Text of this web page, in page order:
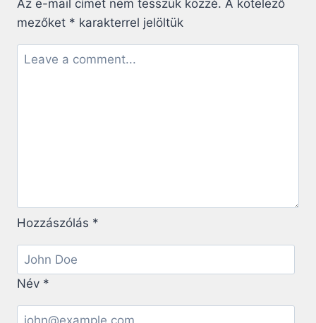
Az e-mail címet nem tesszük közzé. A kötelező
mezőket * karakterrel jelöltük
Hozzászólás *
Név *